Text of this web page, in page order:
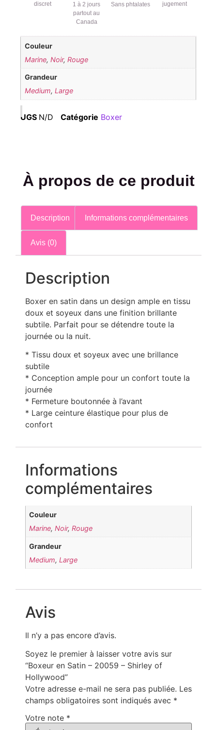
discret
1 à 2 jours
partout au
Canada
Sans phtalates
jugement
Couleur
Marine, Noir, Rouge
Grandeur
Medium, Large
UGS N/D Catégorie Boxer
À propos de ce produit
Description Informations complémentaires
Avis (0)
Description
Boxer en satin dans un design ample en tissu
doux et soyeux dans une finition brillante
subtile. Parfait pour se détendre toute la
journée ou la nuit.
* Tissu doux et soyeux avec une brillance
subtile
* Conception ample pour un confort toute la
journée
* Fermeture boutonnée à l’avant
* Large ceinture élastique pour plus de
confort
Informations
complémentaires
Couleur
Marine,Noir,Rouge
Grandeur
Medium,Large
Avis
Il n’y a pas encore d’avis.
Soyez le premier à laisser votre avis sur
“Boxeur en Satin – 20059 – Shirley of
Hollywood”
Votre adresse e-mail ne sera pas publiée. Les
champs obligatoires sont indiqués avec *
Votre note *